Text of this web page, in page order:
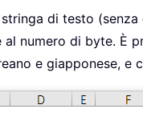
di testo
numero di byte. È
e giapponese,